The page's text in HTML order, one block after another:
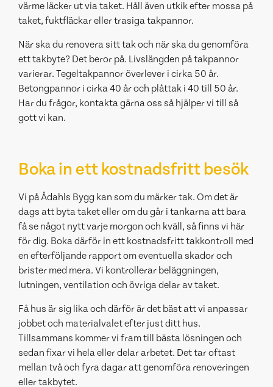
värme läcker ut via taket. Håll även utkik efter mossa på
taket, fuktfläckar eller trasiga takpannor.
När ska du renovera sitt tak och när ska du genomföra
ett takbyte? Det beror på. Livslängden på takpannor
varierar. Tegeltakpannor överlever i cirka 50 år.
Betongpannor i cirka 40 år och plåttak i 40 till 50 år.
Har du frågor, kontakta gärna oss så hjälper vi till så
gott vi kan.
Boka in ett kostnadsfritt besök
Vi på Ådahls Bygg kan som du märker tak. Om det är
dags att byta taket eller om du går i tankarna att bara
få se något nytt varje morgon och kväll, så finns vi här
för dig. Boka därför in ett kostnadsfritt takkontroll med
en efterföljande rapport om eventuella skador och
brister med mera. Vi kontrollerar beläggningen,
lutningen, ventilation och övriga delar av taket.
Få hus är sig lika och därför är det bäst att vi anpassar
jobbet och materialvalet efter just ditt hus.
Tillsammans kommer vi fram till bästa lösningen och
sedan fixar vi hela eller delar arbetet. Det tar oftast
mellan två och fyra dagar att genomföra renoveringen
eller takbytet.